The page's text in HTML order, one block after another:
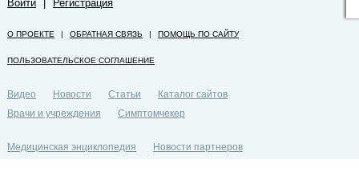
Войти Регистрация
О ПРОЕКТЕ | ОБРАТНАЯ СВЯЗЬ | ПОМОЩЬ ПО САЙТУ
ПОЛЬЗОВАТЕЛЬСКОЕ СОГЛАШЕНИЕ
Видео Новости Статьи
Каталог сайтов
Врачи и учреждения
Симптомчекер
Медицинская энциклопедия
Новости партнеров